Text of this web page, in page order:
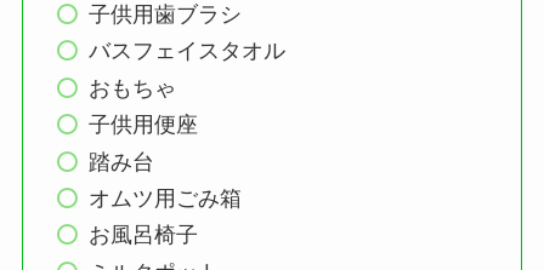
子供用歯ブラシ
バスフェイスタオル
おもちゃ
子供用便座
踏み台
オムツ用ごみ箱
お風呂椅子